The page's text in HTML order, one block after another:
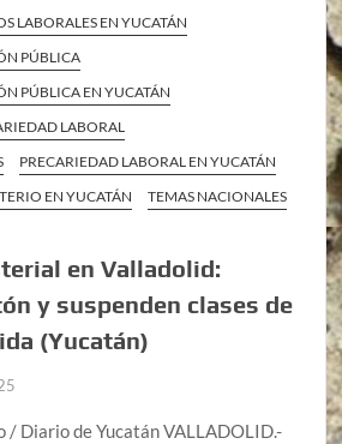
LABORALES EN YUCATÁN
PÚBLICA
PÚBLICA EN YUCATÁN
LABORAL
PRECARIEDAD LABORAL EN YUCATÁN
EN YUCATÁN
TEMAS NACIONALES
en Valladolid:
y suspenden clases de
(Yucatán)
/ Diario de Yucatán VALLADOLID.-